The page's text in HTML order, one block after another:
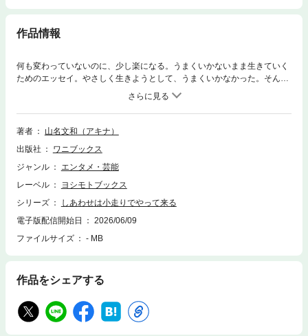
作品情報
何も変わっていないのに、少し楽になる。うまくいかないまま生きていく
ためのエッセイ。やさしく生きようとして、うまくいかなかった。そんな
日々の中で出会ったのは、一匹の保護犬だった。漫才コンビ「アキナ」山
名文和による初のエッセイ。保護犬・柴犬おまめとの暮らしや、日々の散
歩を通して感じたことを綴った一冊です。うまく生きられなかった時間
や、不器用な自分と向き合ってきた日々。その中で見つけた、何も解決し
まめと過ごす散歩の時間の中で、気づけば生活は少しずつ変わっていっ
た。大切な人と出会い、家族が増え、いつのまにか、しあわせはそばにあ
に、気づけば、おまめの足跡がある。それだけで、少しだけ呼吸がしやす
くなる。発行：ヨシモトブックス発売：ワニブックス
著者
山名文和（アキナ）
出版社
ワニブックス
ジャンル
エンタメ・芸能
レーベル
ヨシモトブックス
シリーズ
しあわせは小走りでやって来る
電子版配信開始日
2026/06/09
ファイルサイズ
- MB
作品をシェアする